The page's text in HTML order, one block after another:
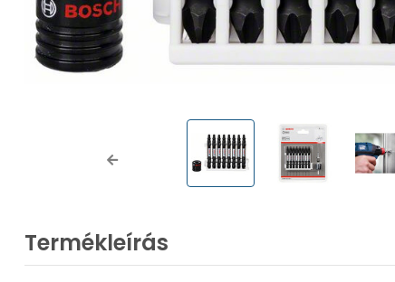
Previous
Termékleírás